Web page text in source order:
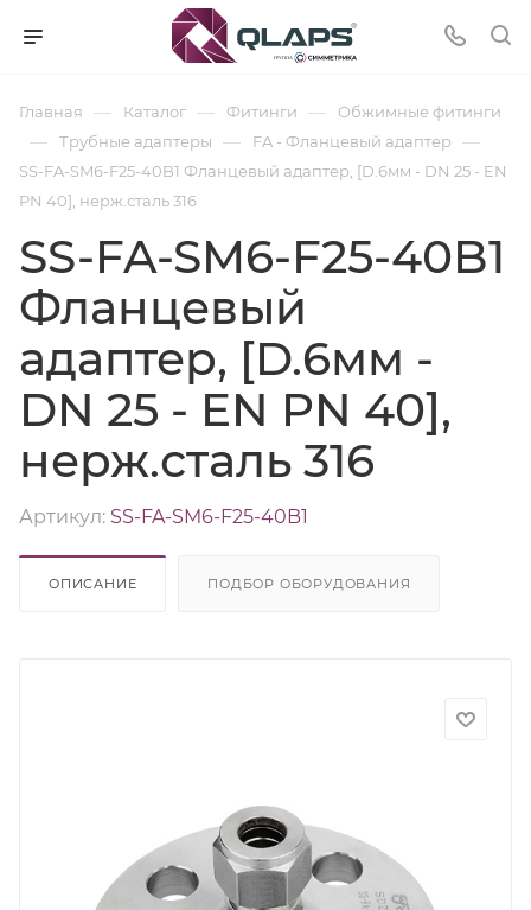
Главная — Каталог — Фитинги — Обжимные фитинги
— Трубные адаптеры — FA - Фланцевый адаптер —
SS-FA-SM6-F25-40B1 Фланцевый адаптер, [D.6мм - DN 25 - EN
PN 40], нерж.сталь 316
SS-FA-SM6-F25-40B1
Фланцевый
адаптер, [D.6мм -
DN 25 - EN PN 40],
нерж.сталь 316
Артикул: SS-FA-SM6-F25-40B1
ОПИСАНИЕ ПОДБОР ОБОРУДОВАНИЯ